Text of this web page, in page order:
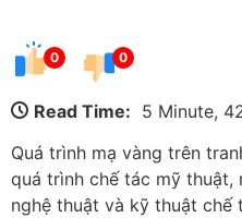
0 0
Read Time: 5 Minute,
Quá trình mạ vàng trên
quá trình chế tác mỹ
nghệ thuật và kỹ thuật chế